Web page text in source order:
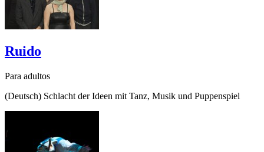
Ruido
Para adultos
(Deutsch) Schlacht der Ideen mit Tanz, Musik und Puppenspiel